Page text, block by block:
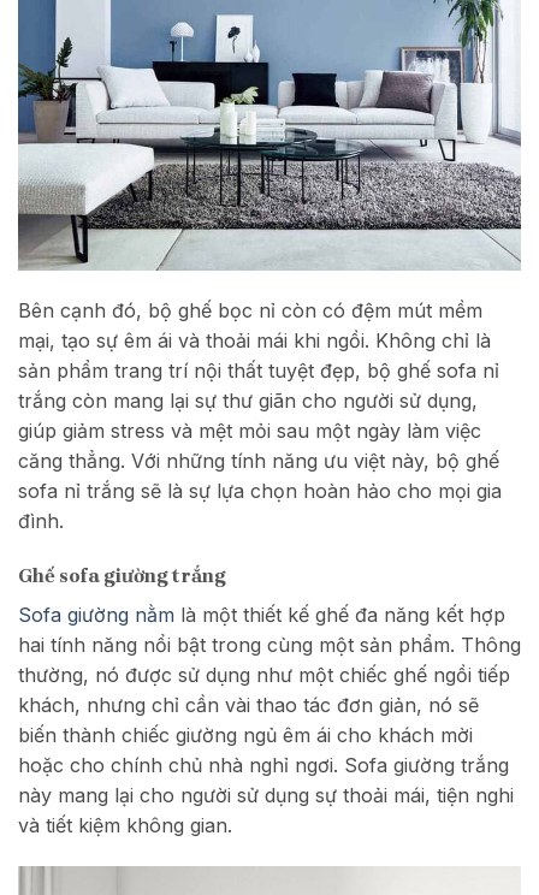
Bên cạnh đó, bộ ghế bọc nỉ còn có đệm mút mềm
mại, tạo sự êm ái và thoải mái khi ngồi. Không chỉ là
sản phẩm trang trí nội thất tuyệt đẹp, bộ ghế sofa nỉ
trắng còn mang lại sự thư giãn cho người sử dụng,
giúp giảm stress và mệt mỏi sau một ngày làm việc
căng thẳng. Với những tính năng ưu việt này, bộ ghế
sofa nỉ trắng sẽ là sự lựa chọn hoàn hảo cho mọi gia
đình.
Ghế sofa giường trắng
Sofa giường nằm là một thiết kế ghế đa năng kết hợp
hai tính năng nổi bật trong cùng một sản phẩm. Thông
thường, nó được sử dụng như một chiếc ghế ngồi tiếp
khách, nhưng chỉ cần vài thao tác đơn giản, nó sẽ
biến thành chiếc giường ngủ êm ái cho khách mời
hoặc cho chính chủ nhà nghỉ ngơi. Sofa giường trắng
này mang lại cho người sử dụng sự thoải mái, tiện nghi
và tiết kiệm không gian.